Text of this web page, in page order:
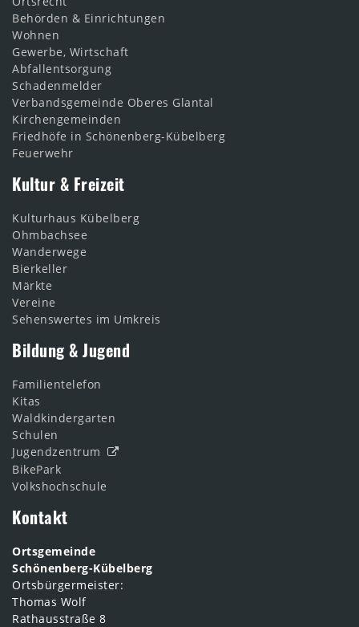
Behörden & Einrichtungen
Wohnen
Gewerbe, Wirtschaft
Abfallentsorgung
Schadenmelder
Verbandsgemeinde Oberes Glantal
Kirchengemeinden
Friedhöfe in Schönenberg-Kübelberg
Feuerwehr
Kultur & Freizeit
Kulturhaus Kübelberg
Ohmbachsee
Wanderwege
Bierkeller
Märkte
Vereine
Sehenswertes im Umkreis
Bildung & Jugend
Familientelefon
Kitas
Waldkindergarten
Schulen
Jugendzentrum
BikePark
Volkshochschule
Kontakt
Ortsgemeinde
Schönenberg-Kübelberg
Ortsbürgermeister:
Thomas Wolf
Rathausstraße 8